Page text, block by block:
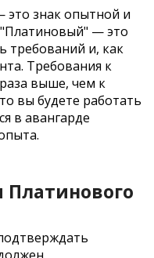
это знак опытной и
— это
требований и, как
Требования к
выше, чем к
вы будете работать
в авангарде
Платинового